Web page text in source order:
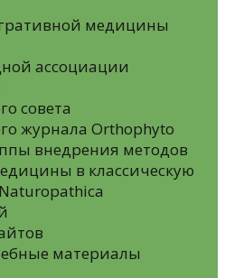
медицины
ассоциации
совета
журнала Orthophyto
внедрения методов
в классическую
материалы